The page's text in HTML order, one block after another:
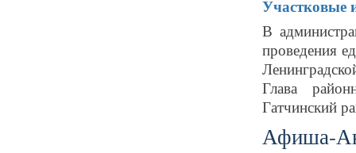
Участковые
В
проведения
Глава
Гатчинский
Афиша-